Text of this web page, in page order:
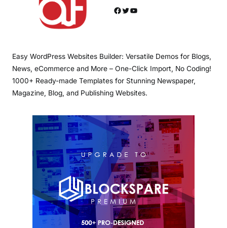
Facebook Twitter YouTube
Easy WordPress Websites Builder: Versatile Demos for Blogs,
News, eCommerce and More – One-Click Import, No Coding!
1000+ Ready-made Templates for Stunning Newspaper,
Magazine, Blog, and Publishing Websites.